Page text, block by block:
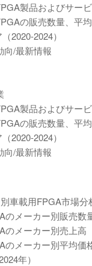
製品およびサー
の販売数量、平均
2020-2024）
向/最新情報
製品およびサー
の販売数量、平均
2020-2024）
向/最新情報
車載用FPGA市場分
メーカー別販売数
メーカー別売上高
メーカー別平均価
年）